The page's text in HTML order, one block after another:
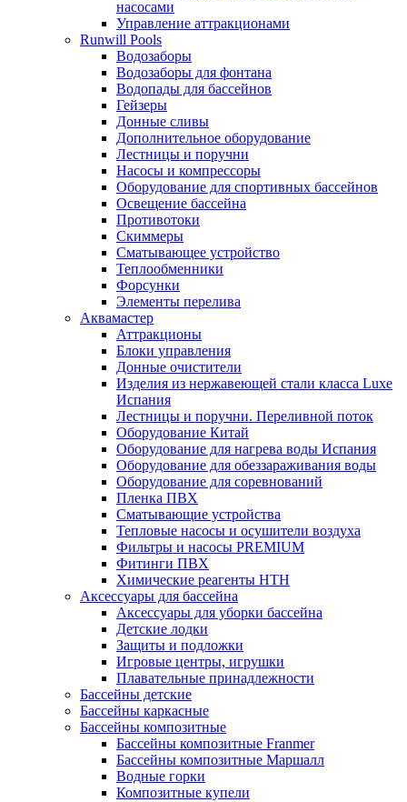
насосами
Управление аттракционами
Runwill Pools
Водозаборы
Водозаборы для фонтана
Водопады для бассейнов
Гейзеры
Донные сливы
Дополнительное оборудование
Лестницы и поручни
Насосы и компрессоры
Оборудование для спортивных бассейнов
Освещение бассейна
Противотоки
Скиммеры
Сматывающее устройство
Теплообменники
Форсунки
Элементы перелива
Аквамастер
Аттракционы
Блоки управления
Донные очистители
Изделия из нержавеющей стали класса Luxe
Испания
Лестницы и поручни. Переливной поток
Оборудование Китай
Оборудование для нагрева воды Испания
Оборудование для обеззараживания воды
Оборудование для соревнований
Пленка ПВХ
Сматывающие устройства
Тепловые насосы и осушители воздуха
Фильтры и насосы PREMIUM
Фитинги ПВХ
Химические реагенты HTH
Аксессуары для бассейна
Аксессуары для уборки бассейна
Детские лодки
Защиты и подложки
Игровые центры, игрушки
Плавательные принадлежности
Бассейны детские
Бассейны каркасные
Бассейны композитные
Бассейны композитные Franmer
Бассейны композитные Маршалл
Водные горки
Композитные купели